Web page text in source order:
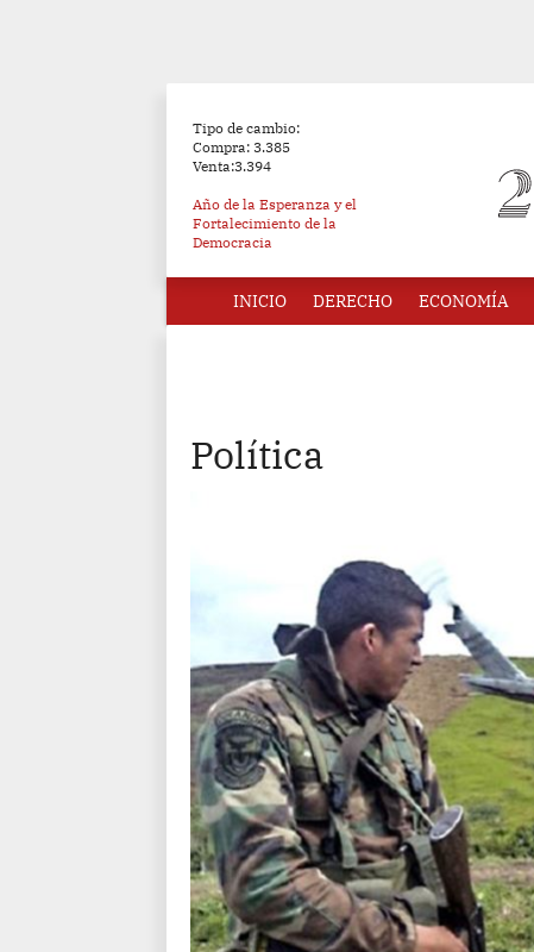
Tipo de cambio:
Compra: 3.385
Venta:3.394
Año de la Esperanza y el
Fortalecimiento de la
Democracia
INICIO DERECHO ECONOMÍA
Política